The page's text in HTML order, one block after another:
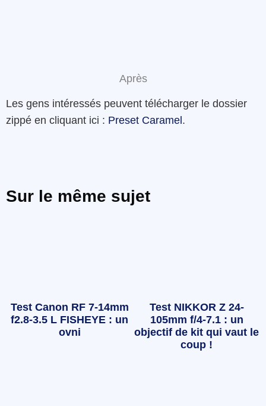
Après
Les gens intéressés peuvent télécharger le dossier
zippé en cliquant ici : Preset Caramel.
Sur le même sujet
Test Canon RF 7-14mm
f2.8-3.5 L FISHEYE : un
ovni
Test NIKKOR Z 24-
105mm f/4-7.1 : un
objectif de kit qui vaut le
coup !